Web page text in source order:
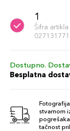
1
Šifra artikla
Dostupno.
Besplatna
stvarnom
tačnost